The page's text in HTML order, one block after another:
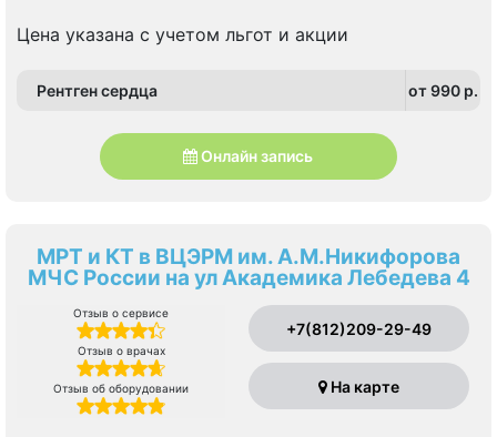
Цена указана с учетом льгот и акции
Рентген сердца от 990 p.
Онлайн запись
МРТ и КТ в ВЦЭРМ им. А.М.Никифорова
МЧС России на ул Академика Лебедева 4
Отзыв о сервисе
Отзыв о врачах
Отзыв об оборудовании
+7(812)209-29-49
На карте